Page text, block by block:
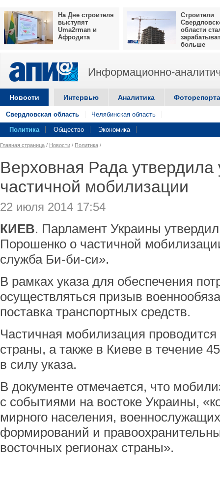
На Дне строителя
выступят
Uma2rman и
Афродита
Строители
области
больше
Информационно-
Новости Интервью Аналитика
Свердловская область Челябинская область
Политика Общество Экономика
Главная страница / Новости / Политика /
Верховная Рада
частичной мобилизации
22 июля 2014 17:54
КИЕВ. Парламент Украины
Порошенко о частичной
служба Би-би-си».
В рамках указа для обеспечения
осуществляться призыв
поставка транспортных средств.
Частичная мобилизация проводится
страны, а также в Киеве в течение
в силу указа.
В документе отмечается, что
с событиями на востоке Украины,
мирного населения,
формирований и
восточных регионах страны».